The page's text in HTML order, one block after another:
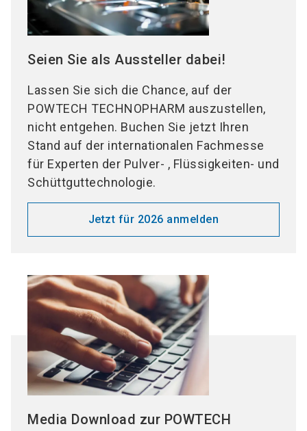
Seien Sie als Aussteller dabei!
Lassen Sie sich die Chance, auf der
POWTECH TECHNOPHARM auszustellen,
nicht entgehen. Buchen Sie jetzt Ihren
Stand auf der internationalen Fachmesse
für Experten der Pulver- , Flüssigkeiten- und
Schüttguttechnologie.
Jetzt für 2026 anmelden
Media Download zur POWTECH